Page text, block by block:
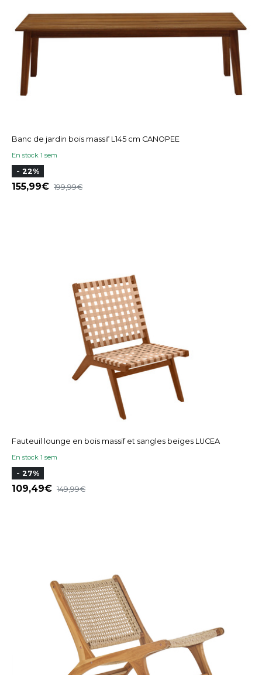
Banc de jardin bois massif L145 cm CANOPEE
En stock 1 sem
- 22%
155,99 199,99
Fauteuil lounge en bois massif et sangles beiges LUCEA
En stock 1 sem
- 27%
109,49 149,99